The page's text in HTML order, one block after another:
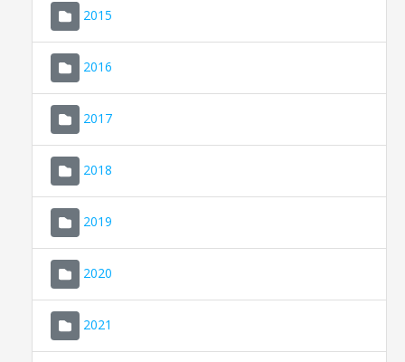
2015
2016
2017
2018
2019
2020
2021